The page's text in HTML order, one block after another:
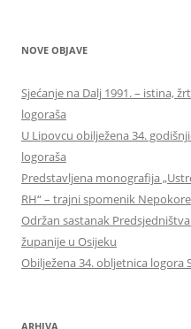
NOVE OBJAVE
Sjećanje na Dalj 1991. – istina,
logoraša
U Lipovcu obilježena 34.
logoraša
Predstavljena monografija
RH“ – trajni spomenik
Održan sastanak
županije u Osijeku
Obilježena 34. obljetnica logora
ARHIVA